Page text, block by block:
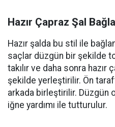
Hazır Çapraz Şal
Hazır şalda bu stil ile
saçlar düzgün bir şekilde
takılır ve daha sonra
şekilde yerleştirilir. Ön
arkada birleştirilir. Düzgün
iğne yardımı ile tutturulur.